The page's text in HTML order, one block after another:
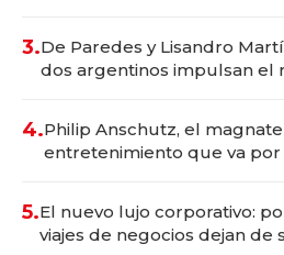
3.De Paredes y Lisandro
dos argentinos impulsan el
4.Philip Anschutz, el
entretenimiento que va por
5.El nuevo lujo corporativo:
viajes de negocios dejan de